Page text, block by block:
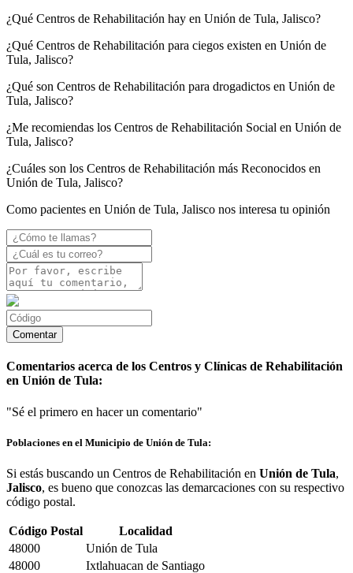
¿Qué Centros de Rehabilitación hay en Unión de Tula, Jalisco?
¿Qué Centros de Rehabilitación para ciegos existen en Unión de
Tula, Jalisco?
¿Qué son Centros de Rehabilitación para drogadictos en Unión de
Tula, Jalisco?
¿Me recomiendas los Centros de Rehabilitación Social en Unión de
Tula, Jalisco?
¿Cuáles son los Centros de Rehabilitación más Reconocidos en
Unión de Tula, Jalisco?
Como pacientes en Unión de Tula, Jalisco nos interesa tu opinión
Comentarios acerca de los Centros y Clínicas de Rehabilitación
en Unión de Tula:
"Sé el primero en hacer un comentario"
Poblaciones en el Municipio de Unión de Tula:
Si estás buscando un Centros de Rehabilitación en Unión de Tula,
Jalisco, es bueno que conozcas las demarcaciones con su respectivo
código postal.
Código Postal
Localidad
48000
Unión de Tula
48000
Ixtlahuacan de Santiago